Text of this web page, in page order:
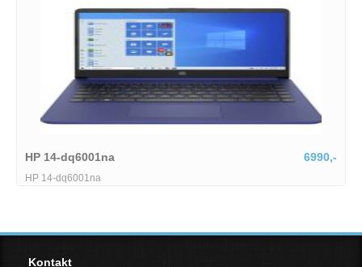
Lenovo IdeaPad Slim
Kontakt